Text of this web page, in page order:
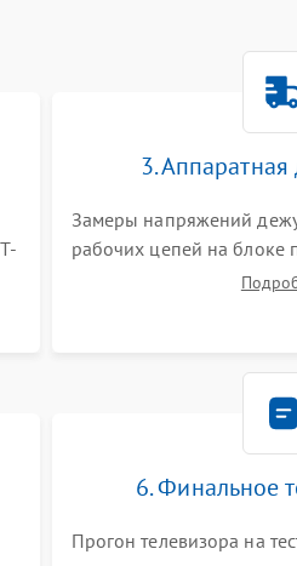
3. Аппаратная
Замеры напряжений
рабочих цепей на блоке
видеосигналов на плате
6. Финальное
Прогон телевизора на